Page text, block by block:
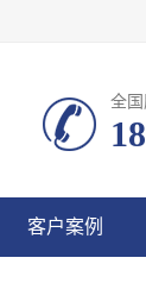
全
客户案例